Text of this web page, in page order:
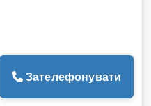
Зателефонувати